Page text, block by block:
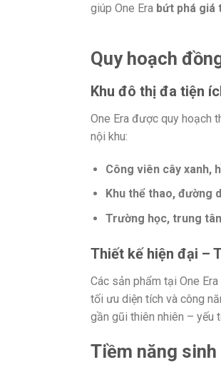
giúp One Era bứt phá
Quy hoạch
Khu đô thị đa tiện
One Era được quy hoạch
nội khu:
Công viên cây xanh,
Khu thể thao, đường
Trường học, trung
Thiết kế hiện đại –
Các sản phẩm tại One
tối ưu diện tích và công
gần gũi thiên nhiên – yếu
Tiềm năng